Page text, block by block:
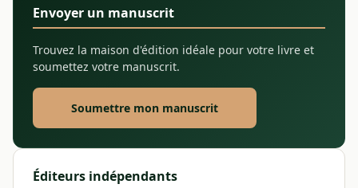
Envoyer un manuscrit
Trouvez la maison d'édition idéale pour votre livre et
soumettez votre manuscrit.
Soumettre mon manuscrit
Éditeurs indépendants